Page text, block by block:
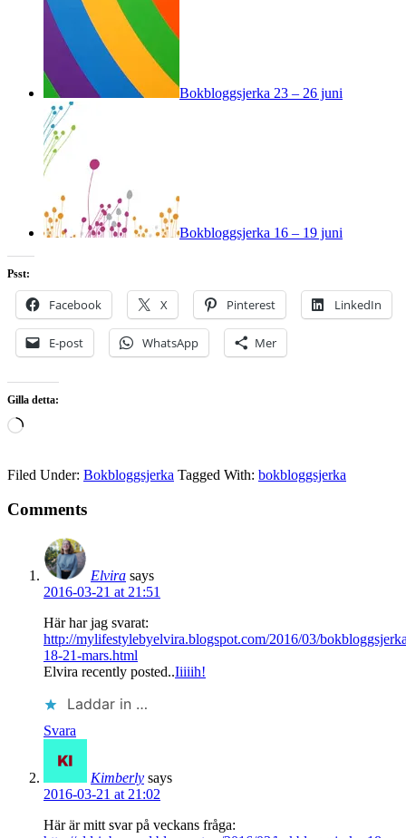
Bokbloggsjerka 23 – 26 juni
Bokbloggsjerka 16 – 19 juni
Psst:
Facebook X Pinterest LinkedIn
E-post WhatsApp Mer
Gilla detta:
Laddar
Filed Under: Bokbloggsjerka Tagged With: bokbloggsjerka
Comments
Elvira says
2016-03-21 at 21:51
Här har jag svarat:
http://mylifestylebyelvira.blogspot.com/2016/03/
18-21-mars.html
Elvira recently posted..Iiiiih!
Laddar in …
Svara
Kimberly says
2016-03-21 at 21:02
Här är mitt svar på veckans fråga: